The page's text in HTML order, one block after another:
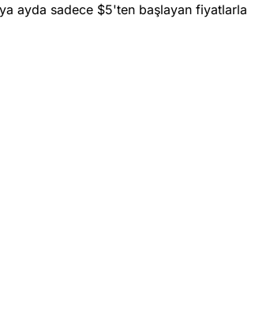
ayda sadece $5'ten başlayan fiyatlarla